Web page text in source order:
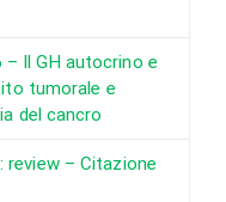
– Il GH autocrino e
tumorale e
del cancro
– Citazione